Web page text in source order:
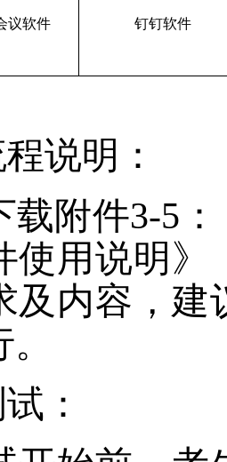
议软件 钉钉软件
说明：
载附件3-5
使用说明》
及内容，建
：